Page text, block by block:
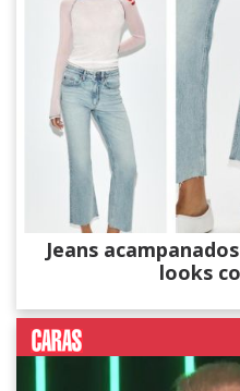
Jeans
looks